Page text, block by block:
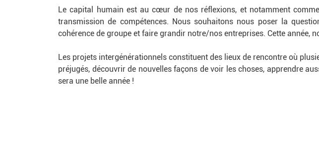
Le capital humain est au cœur de nos réflexions, et notamment
transmission de compétences. Nous souhaitons nous poser la
cohérence de groupe et faire grandir notre/nos entreprises. Cette année,
Les projets intergénérationnels constituent des lieux de rencontre où
préjugés, découvrir de nouvelles façons de voir les choses, apprendre
sera une belle année !